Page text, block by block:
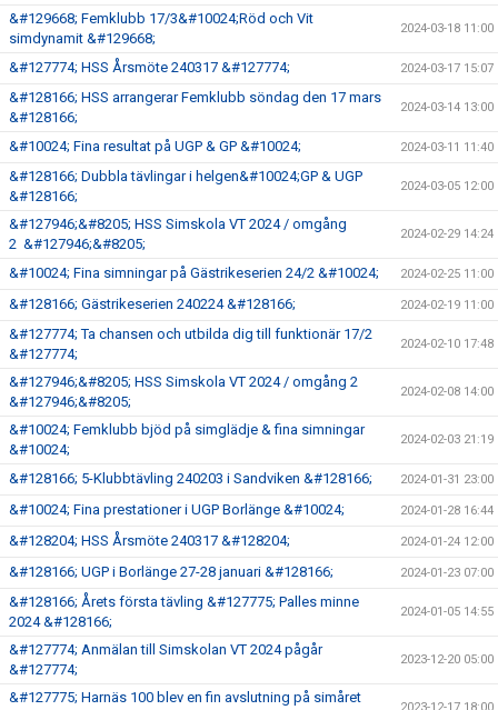
&#129668; Femklubb 17/3&#10024;Röd och Vit
simdynamit &#129668;
2024-03-18 11:00
&#127774; HSS Årsmöte 240317 &#127774; 2024-03-17 15:07
&#128166; HSS arrangerar Femklubb söndag den 17 mars
&#128166;
2024-03-14 13:00
&#10024; Fina resultat på UGP & GP &#10024; 2024-03-11 11:40
&#128166; Dubbla tävlingar i helgen&#10024;GP & UGP
&#128166;
2024-03-05 12:00
&#127946;&#8205; HSS Simskola VT 2024 / omgång
2 &#127946;&#8205;
2024-02-29 14:24
&#10024; Fina simningar på Gästrikeserien 24/2 &#10024; 2024-02-25 11:00
&#128166; Gästrikeserien 240224 &#128166; 2024-02-19 11:00
&#127774; Ta chansen och utbilda dig till funktionär 17/2
&#127774;
2024-02-10 17:48
&#127946;&#8205; HSS Simskola VT 2024 / omgång 2
&#127946;&#8205;
2024-02-08 14:00
&#10024; Femklubb bjöd på simglädje & fina simningar
&#10024;
2024-02-03 21:19
&#128166; 5-Klubbtävling 240203 i Sandviken &#128166; 2024-01-31 23:00
&#10024; Fina prestationer i UGP Borlänge &#10024; 2024-01-28 16:44
&#128204; HSS Årsmöte 240317 &#128204; 2024-01-24 12:00
&#128166; UGP i Borlänge 27-28 januari &#128166; 2024-01-23 07:00
&#128166; Årets första tävling &#127775; Palles minne
2024 &#128166;
2024-01-05 14:55
&#127774; Anmälan till Simskolan VT 2024 pågår
&#127774;
2023-12-20 05:00
&#127775; Harnäs 100 blev en fin avslutning på simåret
2023-12-17 18:00